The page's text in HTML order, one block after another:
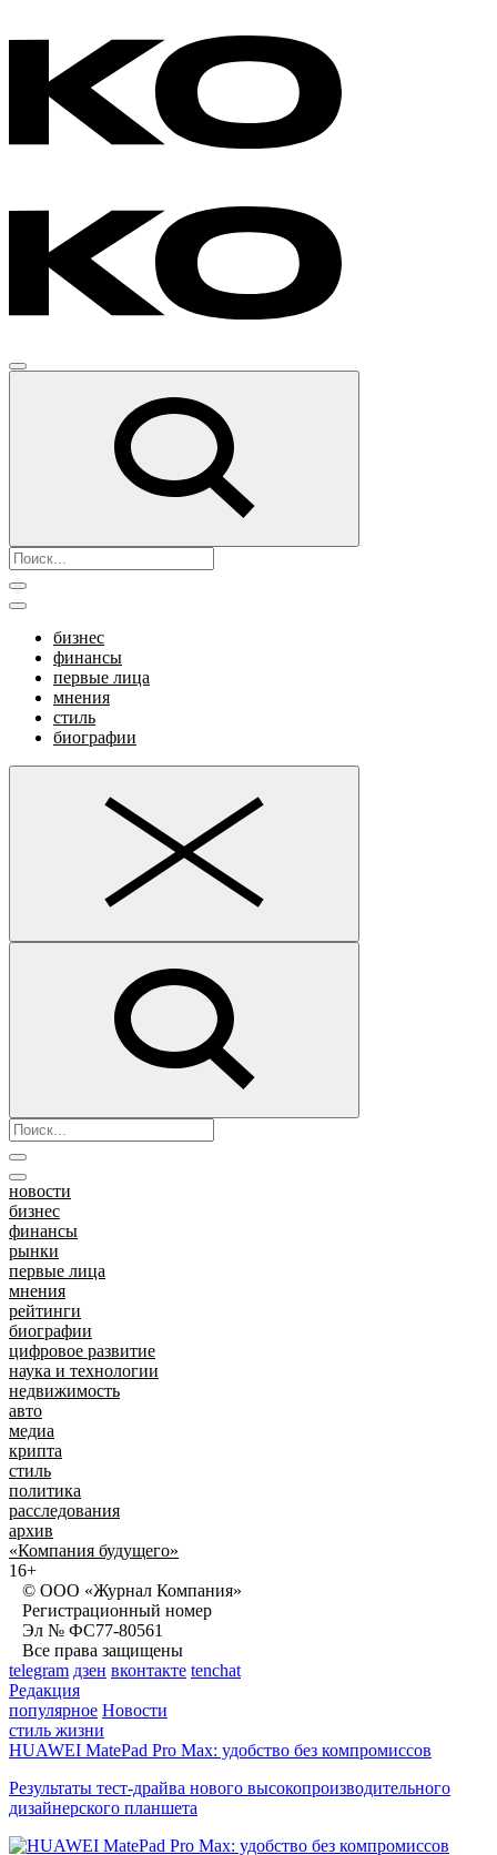
бизнес
финансы
первые лица
мнения
стиль
биографии
новости
бизнес
финансы
рынки
первые лица
мнения
рейтинги
биографии
цифровое развитие
наука и технологии
недвижимость
авто
медиа
крипта
стиль
политика
расследования
архив
«Компания будущего»
16+
© ООО «Журнал Компания»
Регистрационный номер
Эл № ФС77-80561
Все права защищены
telegram дзен вконтакте tenchat
Редакция
популярное Новости
стиль жизни
HUAWEI MatePad Pro Max: удобство без компромиссов
Результаты тест-драйва нового высокопроизводительного
дизайнерского планшета